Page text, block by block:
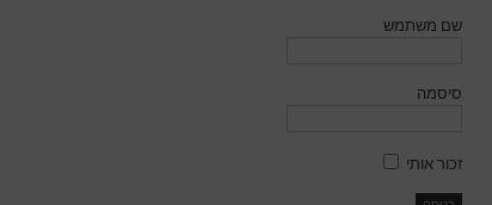
שם משתמש
סיסמה
זכור אותי